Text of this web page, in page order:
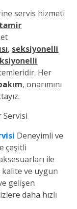
servis hizmeti
, seksiyonelli
Her
, onarımını
Servisi
Deneyimli ve
çeşitli
ile
kalite ve uygun
gelişen
daha hızlı